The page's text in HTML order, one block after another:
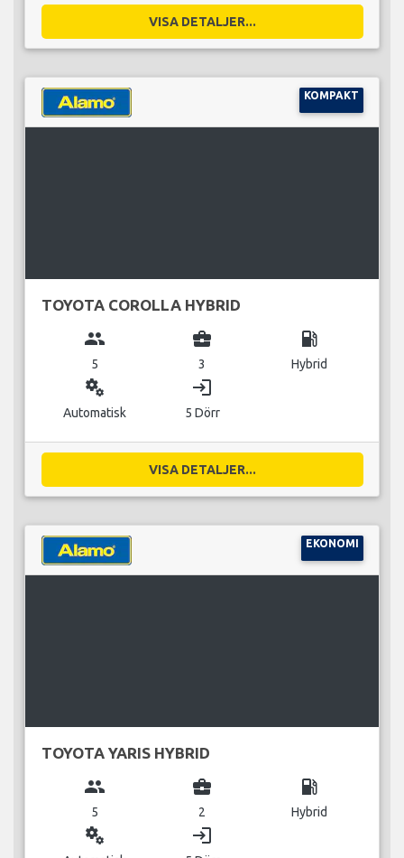
VISA DETALJER...
KOMPAKT
TOYOTA COROLLA HYBRID
group
5
business_center
3
local_gas_station
Hybrid
miscellaneous_services
Automatisk
login
5 Dörr
VISA DETALJER...
EKONOMI
TOYOTA YARIS HYBRID
group
5
business_center
2
local_gas_station
Hybrid
miscellaneous_services login